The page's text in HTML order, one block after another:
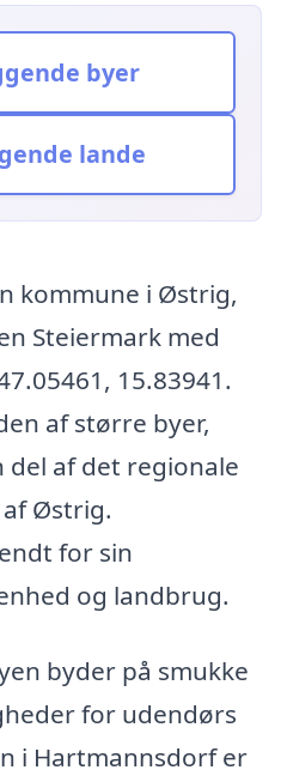
byer
lande
kommune i Østrig,
Steiermark med
15.83941.
af større byer,
af det regionale
Østrig.
for sin
og landbrug.
byder på smukke
for udendørs
i Hartmannsdorf er